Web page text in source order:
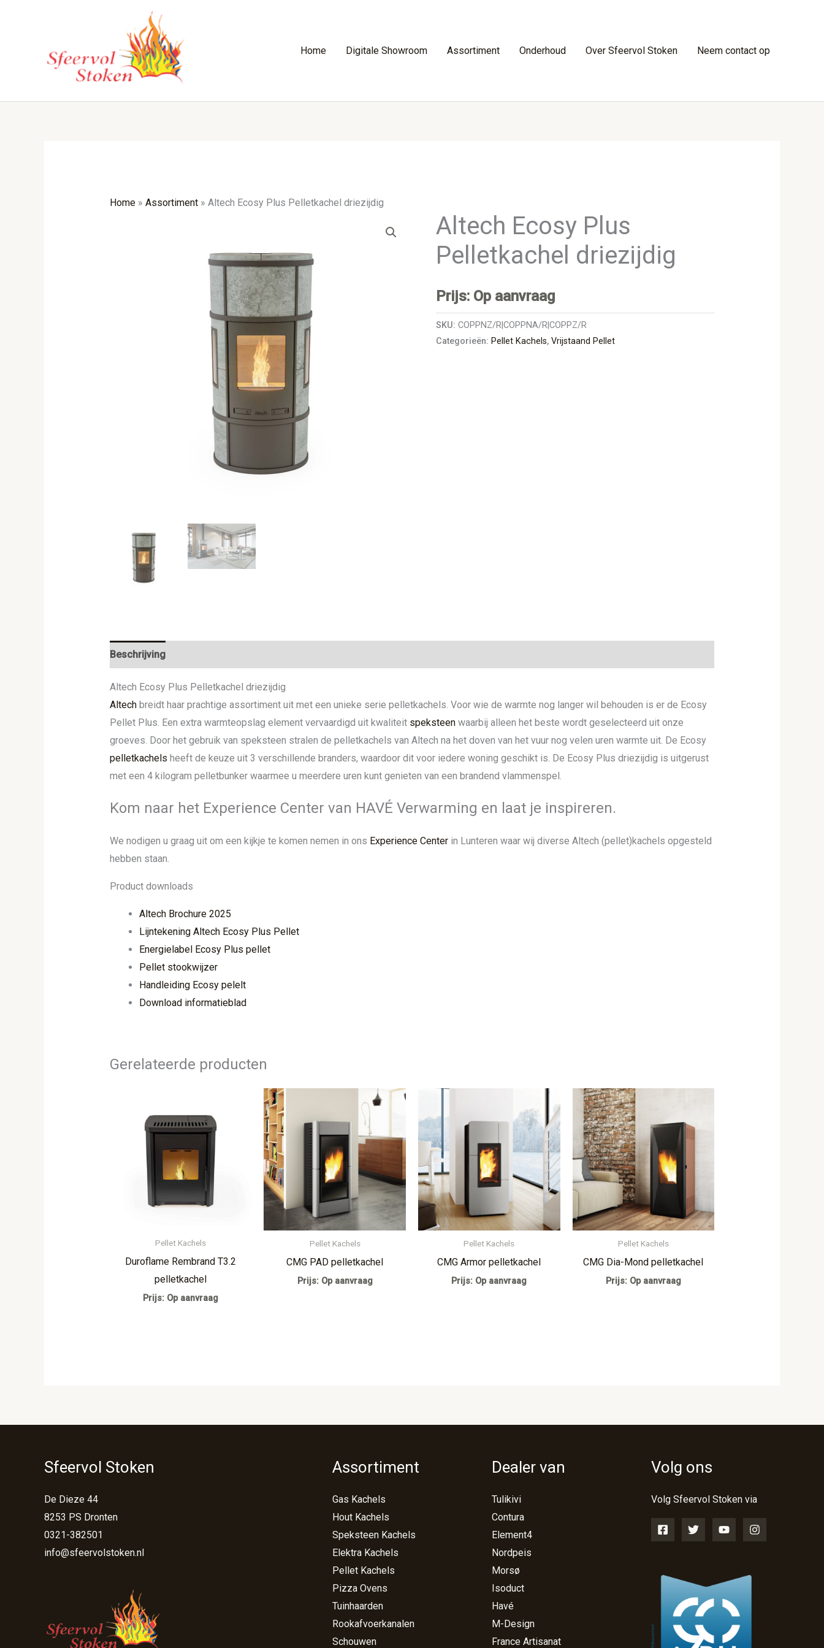
Home Digitale Showroom Assortiment Onderhoud Over Sfeervol Stoken Neem contact op
Home» Assortiment» Altech Ecosy Plus Pelletkachel driezijdig
Altech Ecosy Plus
Pelletkachel driezijdig
Prijs: Op aanvraag
SKU:COPPNZ/R|COPPNA/R|COPPZ/R
Categorieën: Pellet Kachels,Vrijstaand Pellet
Beschrijving
Altech Ecosy Plus Pelletkachel driezijdig
Altechbreidt haar prachtige assortiment uit met een unieke serie pelletkachels. Voor wie de warmte nog langer wil behouden is er de Ecosy
Pellet Plus. Een extra warmteopslag element vervaardigd uit kwaliteit speksteenwaarbij alleen het beste wordt geselecteerd uit onze
groeves. Door het gebruik van speksteen stralen de pelletkachels van Altech na het doven van het vuur nog velen uren warmte uit. De Ecosy
pelletkachels heeft de keuze uit 3 verschillende branders, waardoor dit voor iedere woning geschikt is. De Ecosy Plus driezijdig is uitgerust
met een 4 kilogram pelletbunker waarmee u meerdere uren kunt genieten van een brandend vlammenspel.
Kom naar het Experience Center van HAVÉ Verwarming en laat je inspireren.
We nodigen u graag uit om een kijkje te komen nemen in ons Experience Centerin Lunteren waar wij diverse Altech (pellet)kachels opgesteld
hebben staan.
Product downloads
Altech Brochure 2025
Lijntekening Altech Ecosy Plus Pellet
Energielabel Ecosy Plus pellet
Pellet stookwijzer
Handleiding Ecosy pelelt
Download informatieblad
Gerelateerde producten
Pellet Kachels
Duroflame Rembrand T3.2
pelletkachel
Prijs: Op aanvraag
Pellet Kachels
CMG PAD pelletkachel
Prijs: Op aanvraag
Pellet Kachels
CMG Armor pelletkachel
Prijs: Op aanvraag
Pellet Kachels
CMG Dia-Mond pelletkachel
Prijs: Op aanvraag
Sfeervol Stoken
De Dieze 44
8253 PS Dronten
0321-382501
info@sfeervolstoken.nl
Assortiment
Gas Kachels
Hout Kachels
Speksteen Kachels
Elektra Kachels
Pellet Kachels
Pizza Ovens
Tuinhaarden
Rookafvoerkanalen
Schouwen
Dealer van
Tulikivi
Contura
Element4
Nordpeis
Morsø
Isoduct
Havé
M-Design
France Artisanat
Volg ons
Volg Sfeervol Stoken via